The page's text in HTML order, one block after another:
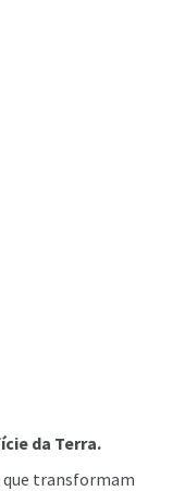
da Terra.
que transformam